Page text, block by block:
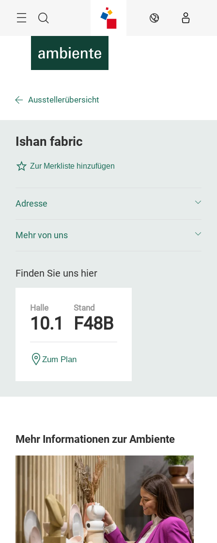
Suche DE
Ausstellerübersicht
Ishan fabric
Zur Merkliste hinzufügen
Adresse
Mehr von uns
Finden Sie uns hier
Halle
10.1
Stand
F48B
Zum Plan
Mehr Informationen zur Ambiente